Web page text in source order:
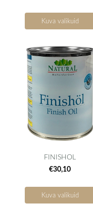
Kuva valikuid
FINISHOL
€30,10
Kuva valikuid